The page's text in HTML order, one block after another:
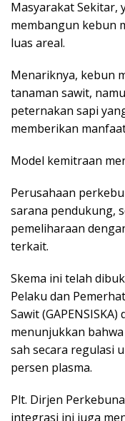
Masyarakat Sekitar,
membangun kebun
luas areal.
Menariknya, kebun
tanaman sawit,
peternakan sapi
memberikan
Model kemitraan
Perusahaan
sarana pendukung,
pemeliharaan
terkait.
Skema ini telah
Pelaku dan
Sawit
menunjukkan bahwa
sah secara regulasi
persen plasma.
Plt. Dirjen
integrasi ini juga